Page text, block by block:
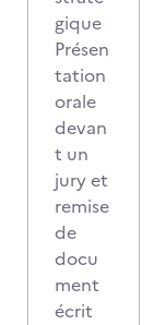
gique
Présen
tation
orale
devan
t un
jury et
remise
de
docu
ment
écrit